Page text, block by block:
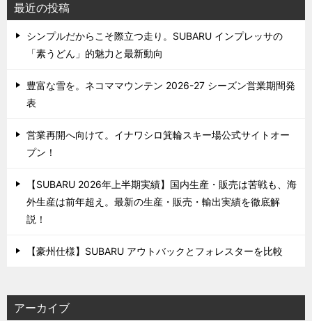
最近の投稿
シンプルだからこそ際立つ走り。SUBARU インプレッサの
「素うどん」的魅力と最新動向
豊富な雪を。ネコママウンテン 2026-27 シーズン営業期間発
表
営業再開へ向けて。イナワシロ箕輪スキー場公式サイトオー
プン！
【SUBARU 2026年上半期実績】国内生産・販売は苦戦も、海
外生産は前年超え。最新の生産・販売・輸出実績を徹底解
説！
【豪州仕様】SUBARU アウトバックとフォレスターを比較
アーカイブ